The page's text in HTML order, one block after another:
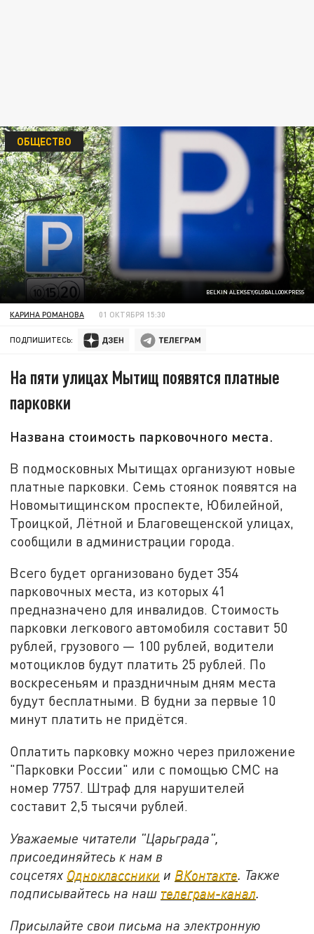
BELKIN ALEKSEY/GLOBALLOOKPRESS
ОБЩЕСТВО
КАРИНА РОМАНОВА 01 ОКТЯБРЯ 15:30
ПОДПИШИТЕСЬ:
На пяти улицах Мытищ появятся платные
парковки
Названа стоимость парковочного места.
В подмосковных Мытищах организуют новые
платные парковки. Семь стоянок появятся на
Новомытищинском проспекте, Юбилейной,
Троицкой, Лётной и Благовещенской улицах,
сообщили в администрации города.
Всего будет организовано будет 354
парковочных места, из которых 41
предназначено для инвалидов. Стоимость
парковки легкового автомобиля составит 50
рублей, грузового — 100 рублей, водители
мотоциклов будут платить 25 рублей. По
воскресеньям и праздничным дням места
будут бесплатными. В будни за первые 10
минут платить не придётся.
Оплатить парковку можно через приложение
"Парковки России" или с помощью СМС на
номер 7757. Штраф для нарушителей
составит 2,5 тысячи рублей.
Уважаемые читатели "Царьграда",
присоединяйтесь к нам в
соцсетях Одноклассники и ВКонтакте. Также
подписывайтесь на наш телеграм-канал.
Присылайте свои письма на электронную